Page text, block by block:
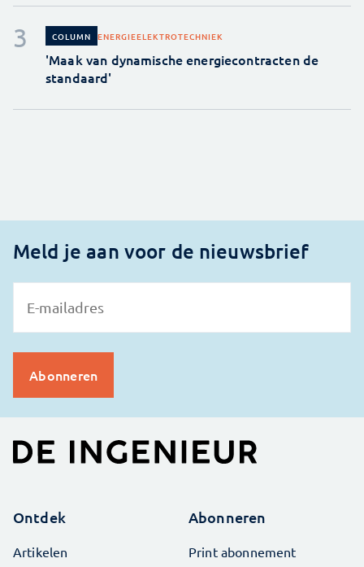
COLUMN ENERGIEELEKTROTECHNIEK
'Maak van dynamische energiecontracten de
standaard'
Meld je aan voor de nieuwsbrief
Ontdek
Artikelen
Abonneren
Print abonnement